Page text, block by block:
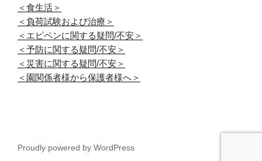
＜食生活＞
＜負荷試験および治療＞
＜エピペンに関する疑問/不安＞
＜予防に関する疑問/不安＞
＜災害に関する疑問/不安＞
＜園関係者様から保護者様へ＞
Proudly powered by WordPress